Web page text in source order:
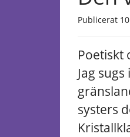
Publicerat
Poetiskt
Jag
systers